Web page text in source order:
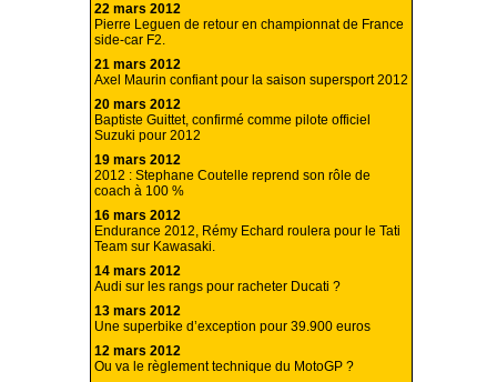
22 mars 2012
Pierre Leguen de retour en championnat de France
side-car F2.
21 mars 2012
Axel Maurin confiant pour la saison supersport 2012
20 mars 2012
Baptiste Guittet, confirmé comme pilote officiel
Suzuki pour 2012
19 mars 2012
2012 : Stephane Coutelle reprend son rôle de
coach à 100 %
16 mars 2012
Endurance 2012, Rémy Echard roulera pour le Tati
Team sur Kawasaki.
14 mars 2012
Audi sur les rangs pour racheter Ducati ?
13 mars 2012
Une superbike d’exception pour 39.900 euros
12 mars 2012
Ou va le règlement technique du MotoGP ?